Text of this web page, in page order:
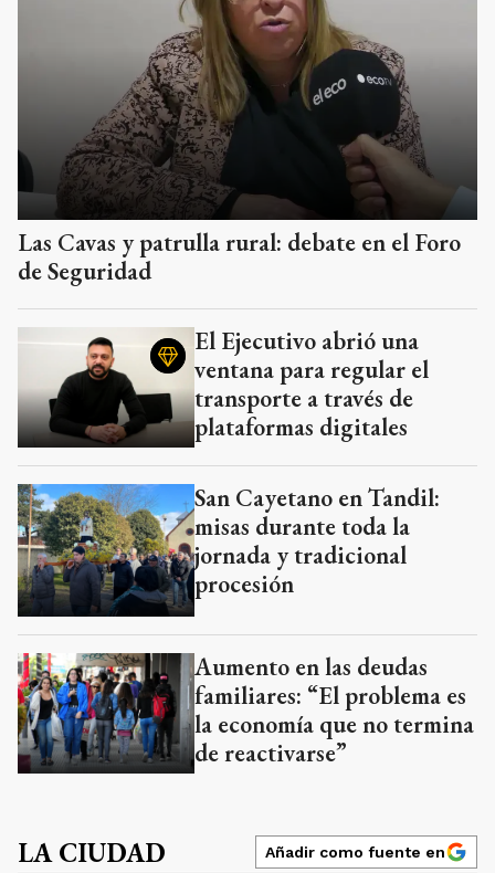
Las Cavas y patrulla rural: debate en el Foro
de Seguridad
El Ejecutivo abrió una
ventana para regular el
transporte a través de
plataformas digitales
San Cayetano en Tandil:
misas durante toda la
jornada y tradicional
procesión
Aumento en las deudas
familiares: “El problema es
la economía que no termina
de reactivarse”
LA CIUDAD Añadir como fuente en